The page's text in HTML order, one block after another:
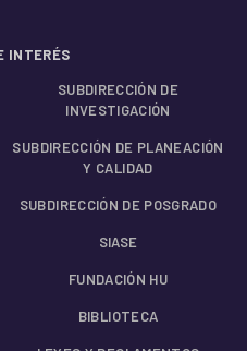
INTERÉS
SUBDIRECCIÓN DE
INVESTIGACIÓN
SUBDIRECCIÓN DE PLANEACIÓN
Y CALIDAD
SUBDIRECCIÓN DE POSGRADO
SIASE
FUNDACIÓN HU
BIBLIOTECA